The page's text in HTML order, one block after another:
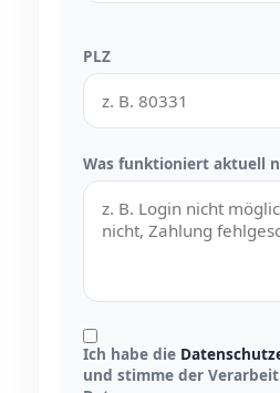
PLZ
Was funktioniert aktuell
Ich habe die
und stimme der